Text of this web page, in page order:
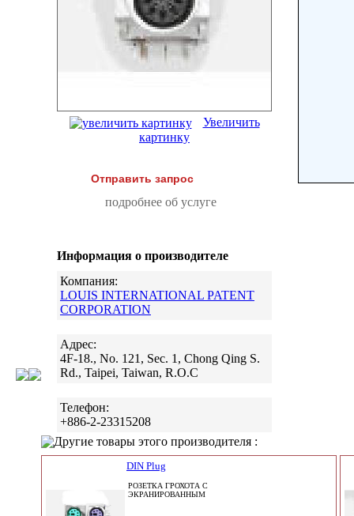
Увеличить
картинку
Отправить запрос
подробнее об услуге
Информация о производителе
Компания:
LOUIS INTERNATIONAL PATENT
CORPORATION
Адрес:
4F-18., No. 121, Sec. 1, Chong Qing S.
Rd., Taipei, Taiwan, R.O.C
Телефон:
+886-2-23315208
Другие товары этого производителя :
DIN Plug
РОЗЕТКА ГРОХОТА С
ЭКРАНИРОВАННЫМ